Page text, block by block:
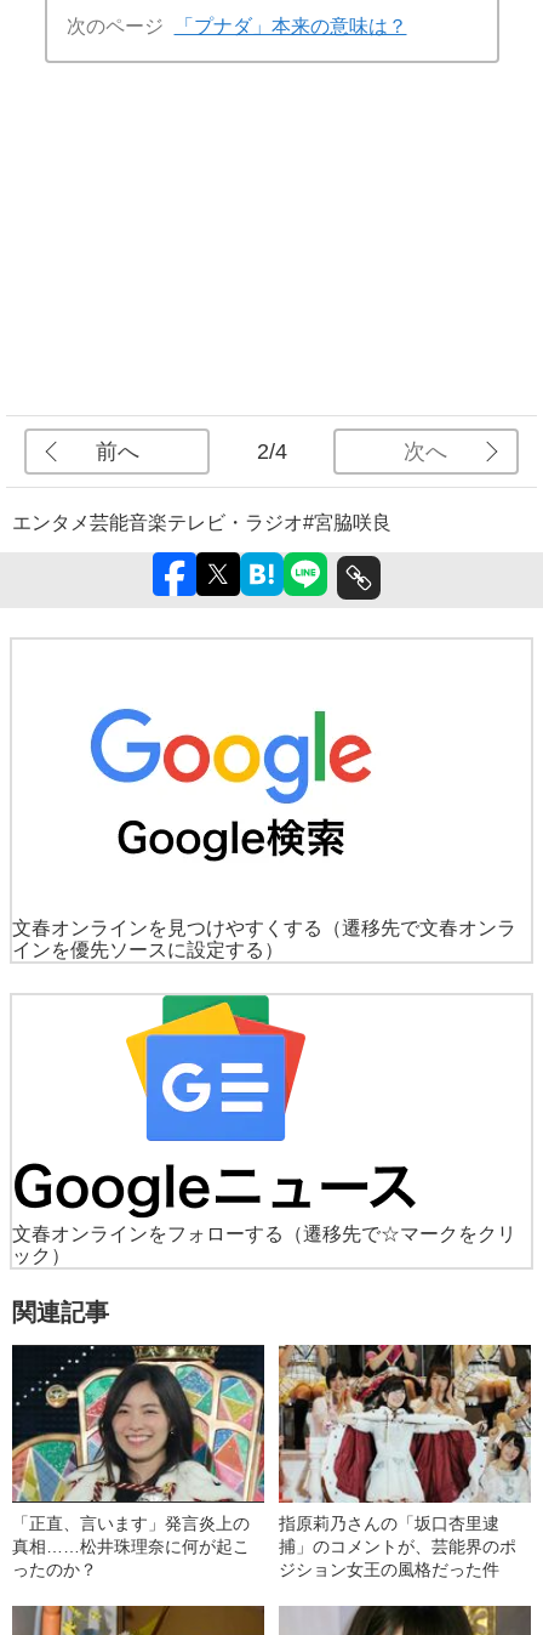
次のページ 「プナダ」本来の意味は？
前へ 2/4 次へ
エンタメ芸能音楽テレビ・ラジオ#宮脇咲良
文春オンラインを見つけやすくする
（遷移先で文春オンラ
インを優先ソースに設定する）
文春オンラインをフォローする
（遷移先で☆マークをクリ
ック）
関連記事
「正直、言います」発言炎上の
真相……松井珠理奈に何が起こ
ったのか？
指原莉乃さんの「坂口杏里逮
捕」のコメントが、芸能界のポ
ジション女王の風格だった件